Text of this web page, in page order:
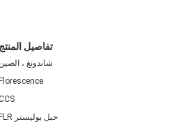
تفاصيل
شاندونغ ، الصين
Florescence
حبل بوليستر FLR